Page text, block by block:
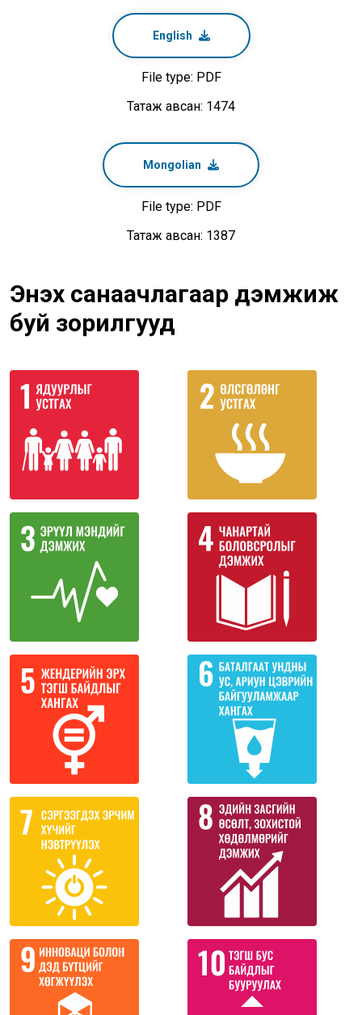
English
File type: PDF
Татаж авсан: 1474
Mongolian
File type: PDF
Татаж авсан: 1387
Энэхүү санаачлагаар дэмжиж
буй зорилгууд